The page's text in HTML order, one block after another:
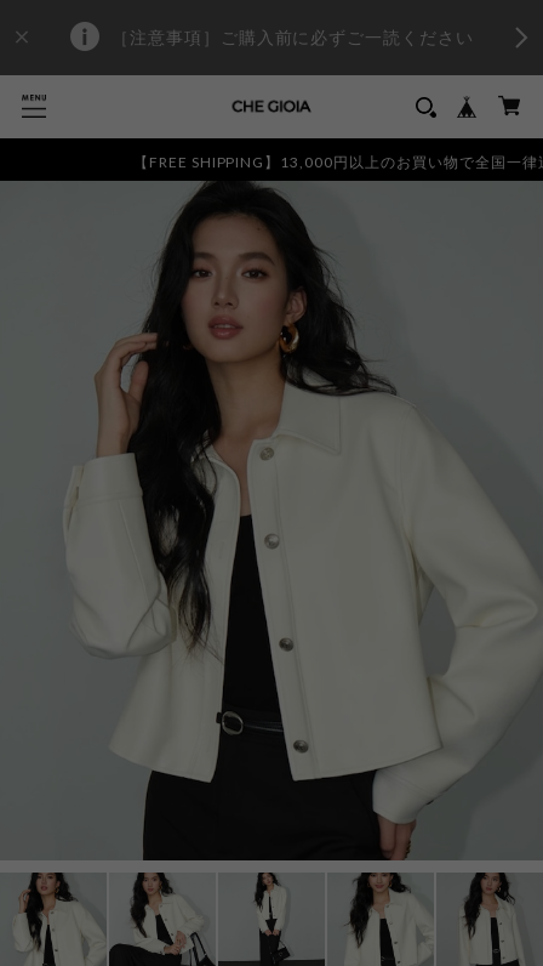
［注意事項］ご購入前に必ずご一読ください
【FREE SHIPPING】13,000円以上のお買い物で全国一律送